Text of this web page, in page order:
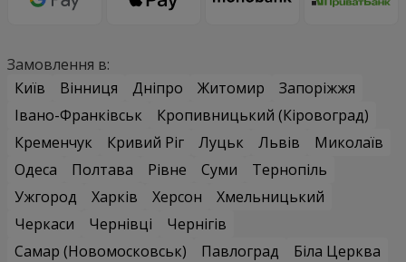
Замовлення в:
Київ
Вінниця Дніпро Житомир
Запоріжжя
Івано-Франківськ
Кропивницький (Кіровоград)
Кременчук
Кривий Ріг Луцьк Львів
Миколаїв
Одеса
Полтава Рівне Суми
Тернопіль
Ужгород
Харків Херсон
Хмельницький
Черкаси
Чернівці
Чернігів
Самар (Новомосковськ)
Павлоград
Біла Церква